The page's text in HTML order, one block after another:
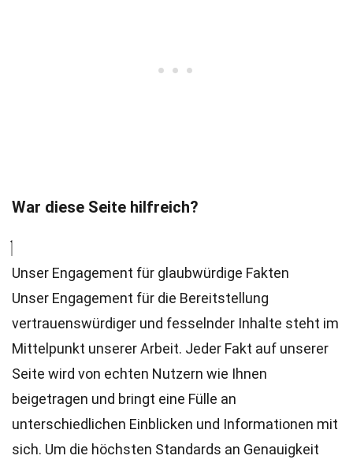
War diese Seite hilfreich?
Unser Engagement für glaubwürdige Fakten
Unser Engagement für die Bereitstellung
vertrauenswürdiger und fesselnder Inhalte steht im
Mittelpunkt unserer Arbeit. Jeder Fakt auf unserer
Seite wird von echten Nutzern wie Ihnen
beigetragen und bringt eine Fülle an
unterschiedlichen Einblicken und Informationen mit
sich. Um die höchsten Standards an Genauigkeit